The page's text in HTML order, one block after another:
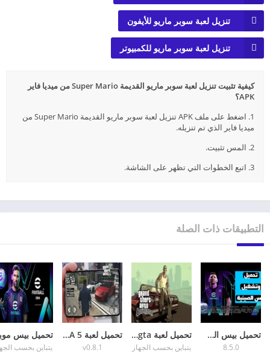
تنزيل لعبة سوبر ماريو للأيفون
تنزيل لعبة سوبر ماريو للكمبيوتر
كيفية تثبيت تنزيل لعبة سوبر ماريو القديمة Super Mario من ميديا فاير
APK؟
1. اضغط على ملف APK تنزيل لعبة سوبر ماريو القديمة Super Mario من
ميديا فاير الذي تم تنزيله.
2. المس تثبيت.
3. اتبع الخطوات التي تظهر على الشاشة.
التطبيقات ذات الصلة
تحميل بيس الصينية eFootball China 2026 أحدث إصدار
8.5.0
تحميل لعبة gta للهاتف GTA San Andreas للاندرويد
يتباين بحسب الجهاز
تحميل لعبة GTA 5 للاندرويد apk + data الاصلية برابط مباشر
v0.8.1 يتباين بحسب